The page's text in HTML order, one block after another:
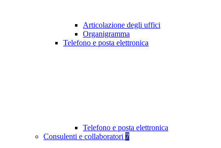
Articolazione degli uffici
Organigramma
Telefono e posta elettronica
Telefono e posta elettronica
Consulenti e collaboratori 7